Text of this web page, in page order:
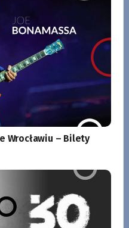
Wrocławiu – Bilety